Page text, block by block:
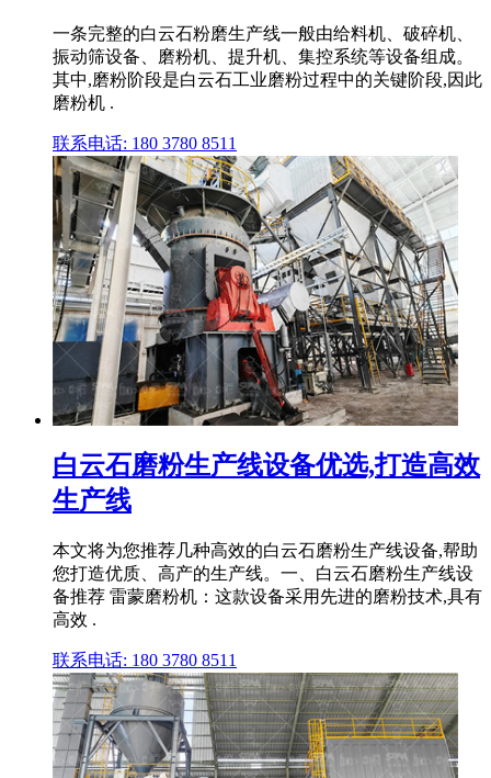
一条完整的白云石粉磨生产线一般由给料机、破碎机、
振动筛设备、磨粉机、提升机、集控系统等设备组成。
其中,磨粉阶段是白云石工业磨粉过程中的关键阶段,因此
磨粉机 .
联系电话: 180 3780 8511
白云石磨粉生产线设备优选,打造高效
生产线
本文将为您推荐几种高效的白云石磨粉生产线设备,帮助
您打造优质、高产的生产线。一、白云石磨粉生产线设
备推荐 雷蒙磨粉机：这款设备采用先进的磨粉技术,具有
高效 .
联系电话: 180 3780 8511